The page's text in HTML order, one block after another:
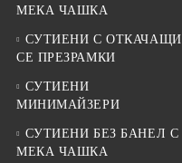
МЕКА ЧАШКА
СУТИЕНИ С ОТКАЧАЩИ
СЕ ПРЕЗРАМКИ
СУТИЕНИ
МИНИМАЙЗЕРИ
СУТИЕНИ БЕЗ БАНЕЛ С
МЕКА ЧАШКА